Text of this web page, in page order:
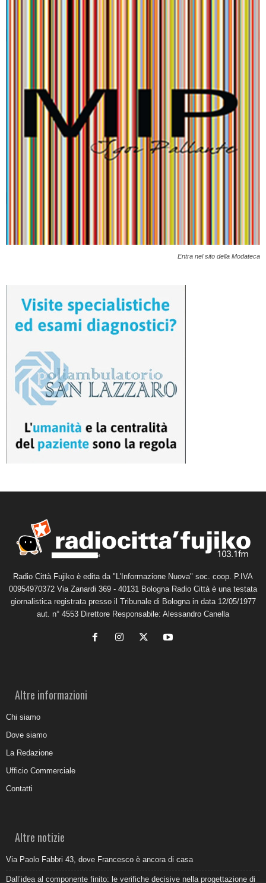
Entra nel sito della Modateca
Radio Città Fujiko è edita da "L'Informazione Nuova" soc. coop. P.IVA
00954970372 Via Zanardi 369 - 40131 Bologna Radio Città è una testata
giornalistica registrata presso il Tribunale di Bologna in data 12/05/1977
aut. n° 4553 Direttore Responsabile: Alessandro Canella
Altre informazioni
Chi siamo
Dove siamo
La Redazione
Ufficio Commerciale
Contatti
Altre notizie
Via Paolo Fabbri 43, dove Francesco è ancora di casa
Dall’idea al componente finito: le verifiche decisive nella progettazione di